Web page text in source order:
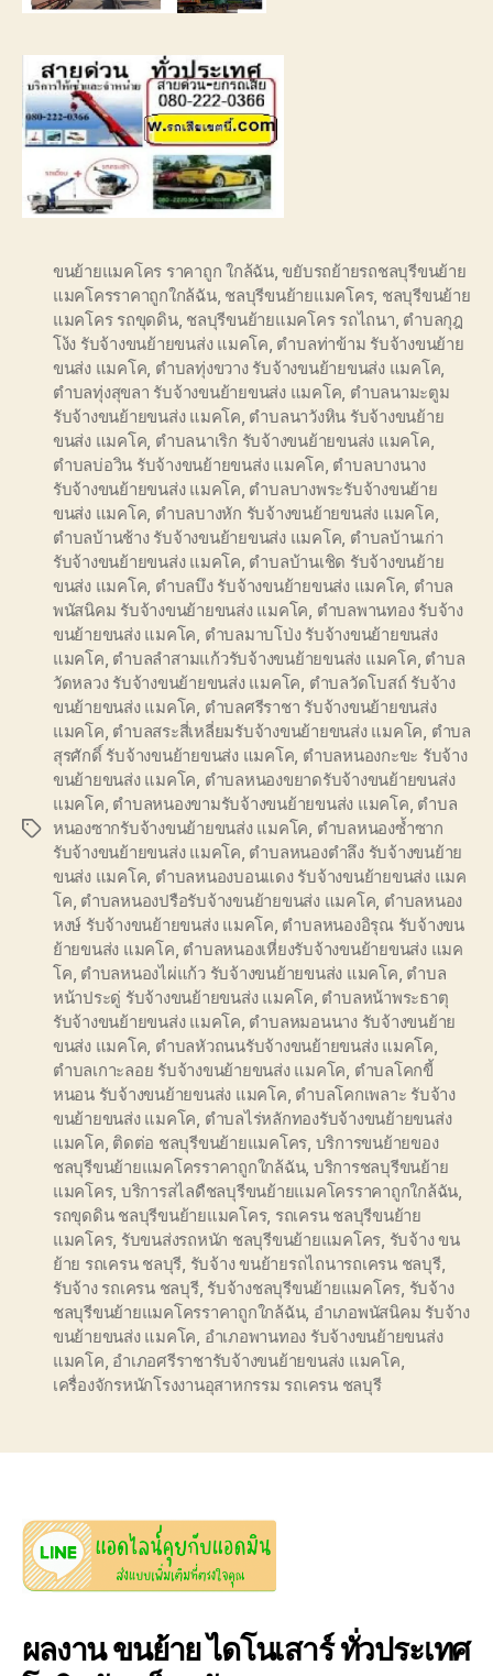
Tags
ขนย้ายแมคโคร ราคาถูก ใกล้ฉัน,ขยับรถย้ายรถชลบุรีขนย้าย
แมคโครราคาถูกใกล้ฉัน, ชลบุรีขนย้ายแมคโคร, ชลบุรีขนย้าย
แมคโคร รถขุดดิน, ชลบุรีขนย้ายแมคโคร รถไถนา, ตำบลกุฎ
โง้ง รับจ้างขนย้ายขนส่ง แมคโค, ตำบลท่าข้าม รับจ้างขนย้าย
ขนส่ง แมคโค, ตำบลทุ่งขวาง รับจ้างขนย้ายขนส่ง แมคโค,
ตำบลทุ่งสุขลา รับจ้างขนย้ายขนส่ง แมคโค, ตำบลนามะตูม
รับจ้างขนย้ายขนส่ง แมคโค, ตำบลนาวังหิน รับจ้างขนย้าย
ขนส่ง แมคโค, ตำบลนาเริก รับจ้างขนย้ายขนส่ง แมคโค,
ตำบลบ่อวิน รับจ้างขนย้ายขนส่ง แมคโค, ตำบลบางนาง
รับจ้างขนย้ายขนส่ง แมคโค, ตำบลบางพระรับจ้างขนย้าย
ขนส่ง แมคโค, ตำบลบางหัก รับจ้างขนย้ายขนส่ง แมคโค,
ตำบลบ้านช้าง รับจ้างขนย้ายขนส่ง แมคโค, ตำบลบ้านเก่า
รับจ้างขนย้ายขนส่ง แมคโค, ตำบลบ้านเชิด รับจ้างขนย้าย
ขนส่ง แมคโค, ตำบลบึง รับจ้างขนย้ายขนส่ง แมคโค, ตำบล
พนัสนิคม รับจ้างขนย้ายขนส่ง แมคโค, ตำบลพานทอง รับจ้าง
ขนย้ายขนส่ง แมคโค, ตำบลมาบโป่ง รับจ้างขนย้ายขนส่ง
แมคโค, ตำบลลำสามแก้วรับจ้างขนย้ายขนส่ง แมคโค, ตำบล
วัดหลวง รับจ้างขนย้ายขนส่ง แมคโค, ตำบลวัดโบสถ์ รับจ้าง
ขนย้ายขนส่ง แมคโค, ตำบลศรีราชา รับจ้างขนย้ายขนส่ง
แมคโค, ตำบลสระสี่เหลี่ยมรับจ้างขนย้ายขนส่ง แมคโค, ตำบล
สุรศักดิ์ รับจ้างขนย้ายขนส่ง แมคโค, ตำบลหนองกะขะ รับจ้าง
ขนย้ายขนส่ง แมคโค, ตำบลหนองขยาดรับจ้างขนย้ายขนส่ง
แมคโค, ตำบลหนองขามรับจ้างขนย้ายขนส่ง แมคโค, ตำบล
หนองซากรับจ้างขนย้ายขนส่ง แมคโค, ตำบลหนองซ้ำซาก
รับจ้างขนย้ายขนส่ง แมคโค, ตำบลหนองตำลึง รับจ้างขนย้าย
ขนส่ง แมคโค, ตำบลหนองบอนแดง รับจ้างขนย้ายขนส่ง แมค
โค, ตำบลหนองปรือรับจ้างขนย้ายขนส่ง แมคโค, ตำบลหนอง
หงษ์ รับจ้างขนย้ายขนส่ง แมคโค, ตำบลหนองอิรุณ รับจ้างขน
ย้ายขนส่ง แมคโค, ตำบลหนองเหี่ยงรับจ้างขนย้ายขนส่ง แมค
โค, ตำบลหนองไผ่แก้ว รับจ้างขนย้ายขนส่ง แมคโค, ตำบล
หน้าประดู่ รับจ้างขนย้ายขนส่ง แมคโค, ตำบลหน้าพระธาตุ
รับจ้างขนย้ายขนส่ง แมคโค, ตำบลหมอนนาง รับจ้างขนย้าย
ขนส่ง แมคโค, ตำบลหัวถนนรับจ้างขนย้ายขนส่ง แมคโค,
ตำบลเกาะลอย รับจ้างขนย้ายขนส่ง แมคโค, ตำบลโคกขี้
หนอน รับจ้างขนย้ายขนส่ง แมคโค, ตำบลโคกเพลาะ รับจ้าง
ขนย้ายขนส่ง แมคโค, ตำบลไร่หลักทองรับจ้างขนย้ายขนส่ง
แมคโค, ติดต่อ ชลบุรีขนย้ายแมคโคร, บริการขนย้ายของ
ชลบุรีขนย้ายแมคโครราคาถูกใกล้ฉัน, บริการชลบุรีขนย้าย
แมคโคร, บริการสไลดืชลบุรีขนย้ายแมคโครราคาถูกใกล้ฉัน,
รถขุดดิน ชลบุรีขนย้ายแมคโคร, รถเครน ชลบุรีขนย้าย
แมคโคร, รับขนส่งรถหนัก ชลบุรีขนย้ายแมคโคร, รับจ้าง ขน
ย้าย รถเครน ชลบุรี, รับจ้าง ขนย้ายรถไถนารถเครน ชลบุรี,
รับจ้าง รถเครน ชลบุรี, รับจ้างชลบุรีขนย้ายแมคโคร, รับจ้าง
ชลบุรีขนย้ายแมคโครราคาถูกใกล้ฉัน, อำเภอพนัสนิคม รับจ้าง
ขนย้ายขนส่ง แมคโค, อำเภอพานทอง รับจ้างขนย้ายขนส่ง
แมคโค, อำเภอศรีราชารับจ้างขนย้ายขนส่ง แมคโค,
เครื่องจักรหนักโรงงานอุสาหกรรม รถเครน ชลบุรี
ผลงาน ขนย้าย ไดโนเสาร์ ทั่วประเทศ